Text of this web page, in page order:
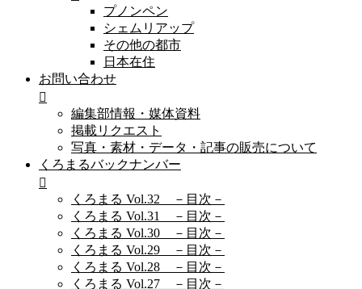
プノンペン
シェムリアップ
その他の都市
日本在住
お問い合わせ
編集部情報・媒体資料
掲載リクエスト
写真・素材・データ・記事の販売について
くろまるバックナンバー
くろまる Vol.32 －目次－
くろまる Vol.31 －目次－
くろまる Vol.30 －目次－
くろまる Vol.29 －目次－
くろまる Vol.28 －目次－
くろまる Vol.27 －目次－